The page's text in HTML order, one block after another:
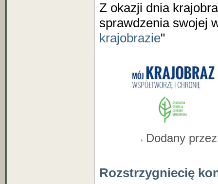
Z okazji dnia
sprawdzenia swojej
krajobrazie"
Dodany
Rozstrzygniecię